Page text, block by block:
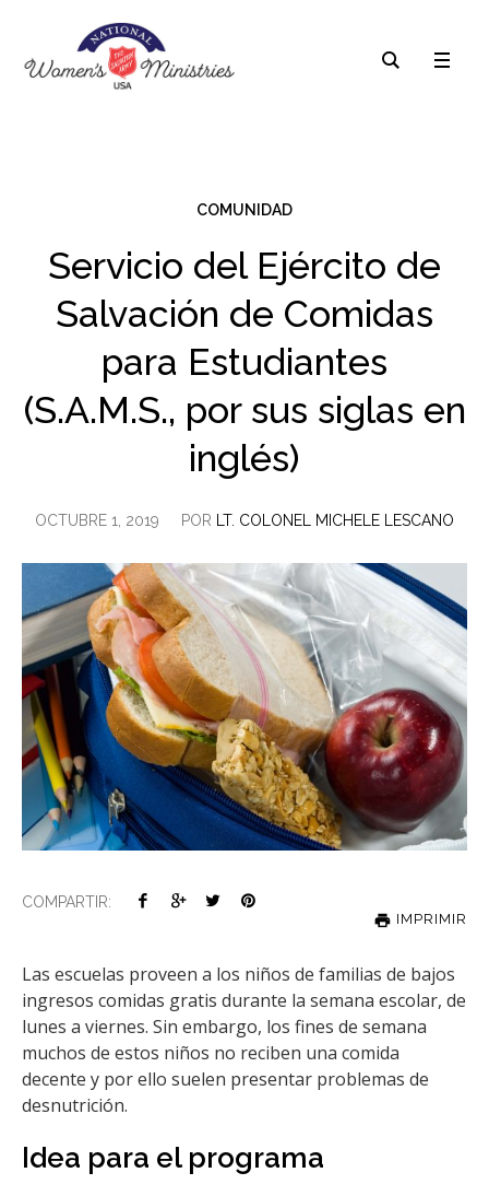
COMUNIDAD
Servicio del Ejército de
Salvación de Comidas
para Estudiantes
(S.A.M.S., por sus siglas en
inglés)
OCTUBRE 1, 2019 POR LT. COLONEL MICHELE LESCANO
COMPARTIR:
IMPRIMIR
Las escuelas proveen a los niños de familias de bajos
ingresos comidas gratis durante la semana escolar, de
lunes a viernes. Sin embargo, los fines de semana
muchos de estos niños no reciben una comida
decente y por ello suelen presentar problemas de
desnutrición.
Idea para el programa